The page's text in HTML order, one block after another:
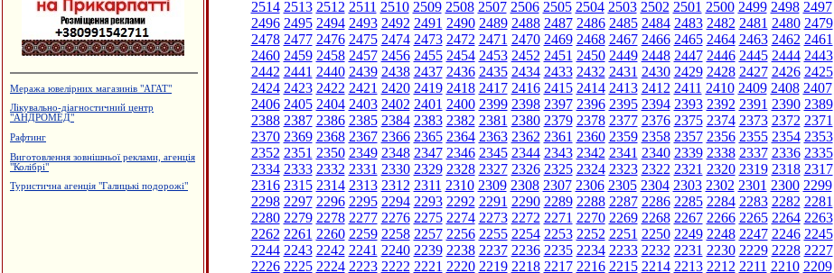
Меража ювелірних магазинів "АГАТ"
Лікувально-діагностичний центр
"АНДРОМЕД"
Рафтинг
Виготовлення зовнішньої реклами, агенція
"Колібрі"
Туристична агенція "Галицькі подорожі"
2514 2513 2512 2511 2510 2509 2508 2507 2506 2505 2504 2503 2502 2501 2500 2499 2498 2497
2496 2495 2494 2493 2492 2491 2490 2489 2488 2487 2486 2485 2484 2483 2482 2481 2480 2479
2478 2477 2476 2475 2474 2473 2472 2471 2470 2469 2468 2467 2466 2465 2464 2463 2462 2461
2460 2459 2458 2457 2456 2455 2454 2453 2452 2451 2450 2449 2448 2447 2446 2445 2444 2443
2442 2441 2440 2439 2438 2437 2436 2435 2434 2433 2432 2431 2430 2429 2428 2427 2426 2425
2424 2423 2422 2421 2420 2419 2418 2417 2416 2415 2414 2413 2412 2411 2410 2409 2408 2407
2406 2405 2404 2403 2402 2401 2400 2399 2398 2397 2396 2395 2394 2393 2392 2391 2390 2389
2388 2387 2386 2385 2384 2383 2382 2381 2380 2379 2378 2377 2376 2375 2374 2373 2372 2371
2370 2369 2368 2367 2366 2365 2364 2363 2362 2361 2360 2359 2358 2357 2356 2355 2354 2353
2352 2351 2350 2349 2348 2347 2346 2345 2344 2343 2342 2341 2340 2339 2338 2337 2336 2335
2334 2333 2332 2331 2330 2329 2328 2327 2326 2325 2324 2323 2322 2321 2320 2319 2318 2317
2316 2315 2314 2313 2312 2311 2310 2309 2308 2307 2306 2305 2304 2303 2302 2301 2300 2299
2298 2297 2296 2295 2294 2293 2292 2291 2290 2289 2288 2287 2286 2285 2284 2283 2282 2281
2280 2279 2278 2277 2276 2275 2274 2273 2272 2271 2270 2269 2268 2267 2266 2265 2264 2263
2262 2261 2260 2259 2258 2257 2256 2255 2254 2253 2252 2251 2250 2249 2248 2247 2246 2245
2244 2243 2242 2241 2240 2239 2238 2237 2236 2235 2234 2233 2232 2231 2230 2229 2228 2227
2226 2225 2224 2223 2222 2221 2220 2219 2218 2217 2216 2215 2214 2213 2212 2211 2210 2209